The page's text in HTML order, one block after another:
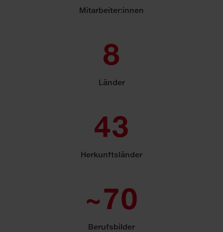
Mitarbeiter:innen
8
Länder
43
Herkunftsländer
~70
Berufsbilder